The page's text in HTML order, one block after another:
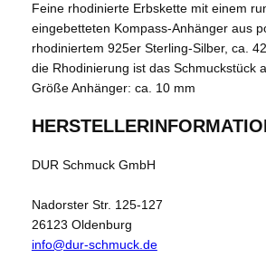
Feine rhodinierte Erbskette mit einem
eingebetteten Kompass-Anhänger aus
rhodiniertem 925er Sterling-Silber, ca.
die Rhodinierung ist das Schmuckstück
Größe Anhänger: ca. 10 mm
DUR Schmuck GmbH
Nadorster Str. 125-127
26123 Oldenburg
info@dur-schmuck.de